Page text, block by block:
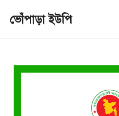
ভোঁপাড়া ইউপি